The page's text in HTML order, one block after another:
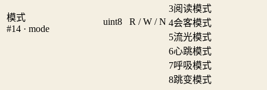
模式
#14 · mode
uint8 R / W / N
3阅读模式
4会客模式
5流光模式
6心跳模式
7呼吸模式
8跳变模式